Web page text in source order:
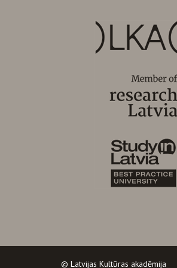
© Latvijas Kultūras akadēmija